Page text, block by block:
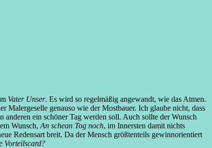
Vater Unser. Es wird so regelmäßig angewandt, wie das Atmen.
Malergeselle genauso wie der Mostbauer. Ich glaube nicht, dass
anderen ein schöner Tag werden soll. Auch sollte der Wunsch
Wunsch, An schean Tog noch, im Innersten damit nichts
Redensart breit. Da der Mensch größtenteils gewinnorientiert
Vorteilscard?